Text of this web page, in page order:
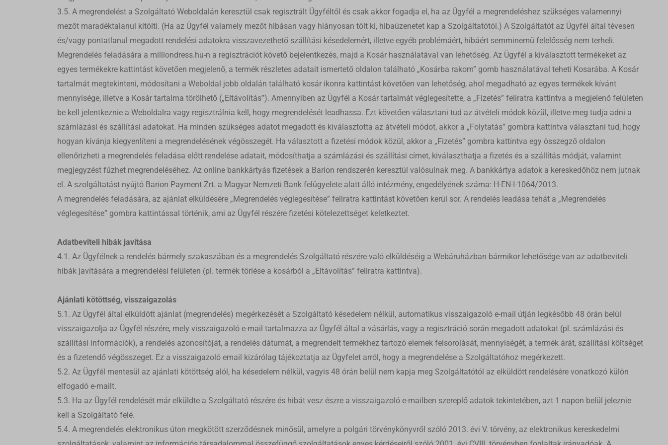
3.5. A megrendelést a Szolgáltató Weboldalán keresztül csak regisztrált Ügyféltől és csak akkor fogadja el, ha az Ügyfél a megrendeléshez szükséges valamennyi
mezőt maradéktalanul kitölti. (Ha az Ügyfél valamely mezőt hibásan vagy hiányosan tölt ki, hibaüzenetet kap a Szolgáltatótól.) A Szolgáltatót az Ügyfél által tévesen
és/vagy pontatlanul megadott rendelési adatokra visszavezethető szállítási késedelemért, illetve egyéb problémáért, hibáért semminemű felelősség nem terheli.
Megrendelés feladására a milliondress.hu-n a regisztrációt követő bejelentkezés, majd a Kosár használatával van lehetőség. Az Ügyfél a kiválasztott termékeket az
egyes termékekre kattintást követően megjelenő, a termék részletes adatait ismertető oldalon található „Kosárba rakom” gomb használatával teheti Kosarába. A Kosár
tartalmát megtekinteni, módosítani a Weboldal jobb oldalán található kosár ikonra kattintást követően van lehetőség, ahol megadható az egyes termékek kívánt
mennyisége, illetve a Kosár tartalma törölhető („Eltávolítás”). Amennyiben az Ügyfél a Kosár tartalmát véglegesítette, a „Fizetés” feliratra kattintva a megjelenő felületen
be kell jelentkeznie a Weboldalra vagy regisztrálnia kell, hogy megrendelését leadhassa. Ezt követően választani tud az átvételi módok közül, illetve meg tudja adni a
számlázási és szállítási adatokat. Ha minden szükséges adatot megadott és kiválasztotta az átvételi módot, akkor a „Folytatás” gombra kattintva választani tud, hogy
hogyan kívánja kiegyenlíteni a megrendelésének végösszegét. Ha választott a fizetési módok közül, akkor a „Fizetés” gombra kattintva egy összegző oldalon
ellenőrizheti a megrendelés feladása előtt rendelése adatait, módosíthatja a számlázási és szállítási címet, kiválaszthatja a fizetés és a szállítás módját, valamint
megjegyzést fűzhet megrendeléséhez. Az online bankkártyás fizetések a Barion rendszerén keresztül valósulnak meg. A bankkártya adatok a kereskedőhöz nem jutnak
el. A szolgáltatást nyújtó Barion Payment Zrt. a Magyar Nemzeti Bank felügyelete alatt álló intézmény, engedélyének száma: H-EN-I-1064/2013.
A megrendelés feladására, az ajánlat elküldésére „Megrendelés véglegesítése” feliratra kattintást követően kerül sor. A rendelés leadása tehát a „Megrendelés
véglegesítése” gombra kattintással történik, ami az Ügyfél részére fizetési kötelezettséget keletkeztet.
Adatbeviteli hibák javítása
4.1. Az Ügyfélnek a rendelés bármely szakaszában és a megrendelés Szolgáltató részére való elküldéséig a Webáruházban bármikor lehetősége van az adatbeviteli
hibák javítására a megrendelési felületen (pl. termék törlése a kosárból a „Eltávolítás” feliratra kattintva).
Ajánlati kötöttség, visszaigazolás
5.1. Az Ügyfél által elküldött ajánlat (megrendelés) megérkezését a Szolgáltató késedelem nélkül, automatikus visszaigazoló e-mail útján legkésőbb 48 órán belül
visszaigazolja az Ügyfél részére, mely visszaigazoló e-mail tartalmazza az Ügyfél által a vásárlás, vagy a regisztráció során megadott adatokat (pl. számlázási és
szállítási információk), a rendelés azonosítóját, a rendelés dátumát, a megrendelt termékhez tartozó elemek felsorolását, mennyiségét, a termék árát, szállítási költséget
és a fizetendő végösszeget. Ez a visszaigazoló email kizárólag tájékoztatja az Ügyfelet arról, hogy a megrendelése a Szolgáltatóhoz megérkezett.
5.2. Az Ügyfél mentesül az ajánlati kötöttség alól, ha késedelem nélkül, vagyis 48 órán belül nem kapja meg Szolgáltatótól az elküldött rendelésére vonatkozó külön
elfogadó e-mailt.
5.3. Ha az Ügyfél rendelését már elküldte a Szolgáltató részére és hibát vesz észre a visszaigazoló e-mailben szereplő adatok tekintetében, azt 1 napon belül jeleznie
kell a Szolgáltató felé.
5.4. A megrendelés elektronikus úton megkötött szerződésnek minősül, amelyre a polgári törvénykönyvről szóló 2013. évi V. törvény, az elektronikus kereskedelmi
woocommerce_cart_hash
woocommerce_items_in_cart
wp-settings-*
wp-settings-time-*
milliondress.hu
www.milliondress.hu
sbjs_current
sbjs_current_add
sbjs_first
sbjs_first_add
sbjs_migrations
sbjs_session
sbjs_udata
tk_*r
hexagon-analytics.com
pixel.barion.com
weboldalakon.
Részletek megjelenítése
_fbc
_fbp
mailpoet_page_view
mailpoet_subscriber
connect.facebook.net
Média
Ezek a sütik és szolgáltatások szükségesek egyes média elemek megjelenítéséhez, például
cdn.sift.com
fonts.googleapis.com
fonts.gstatic.com
maps.google.com
Egyéb szolgáltatások
Ez a kategória minden olyan sütit, domaint és szolgáltatást magában foglal, amelyek nem
tartoznak a megadott kategóriákba, vagy amelyeket nem kategorizáltak.
Részletek megjelenítése
__mp_opt_in_out_*
lang
tk_rl
tk_ro
widgets.wp.com
wordpress.com
www.gstatic.com